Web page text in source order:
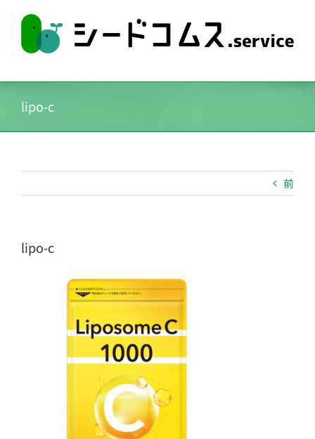
content
lipo-c
前
lipo-c